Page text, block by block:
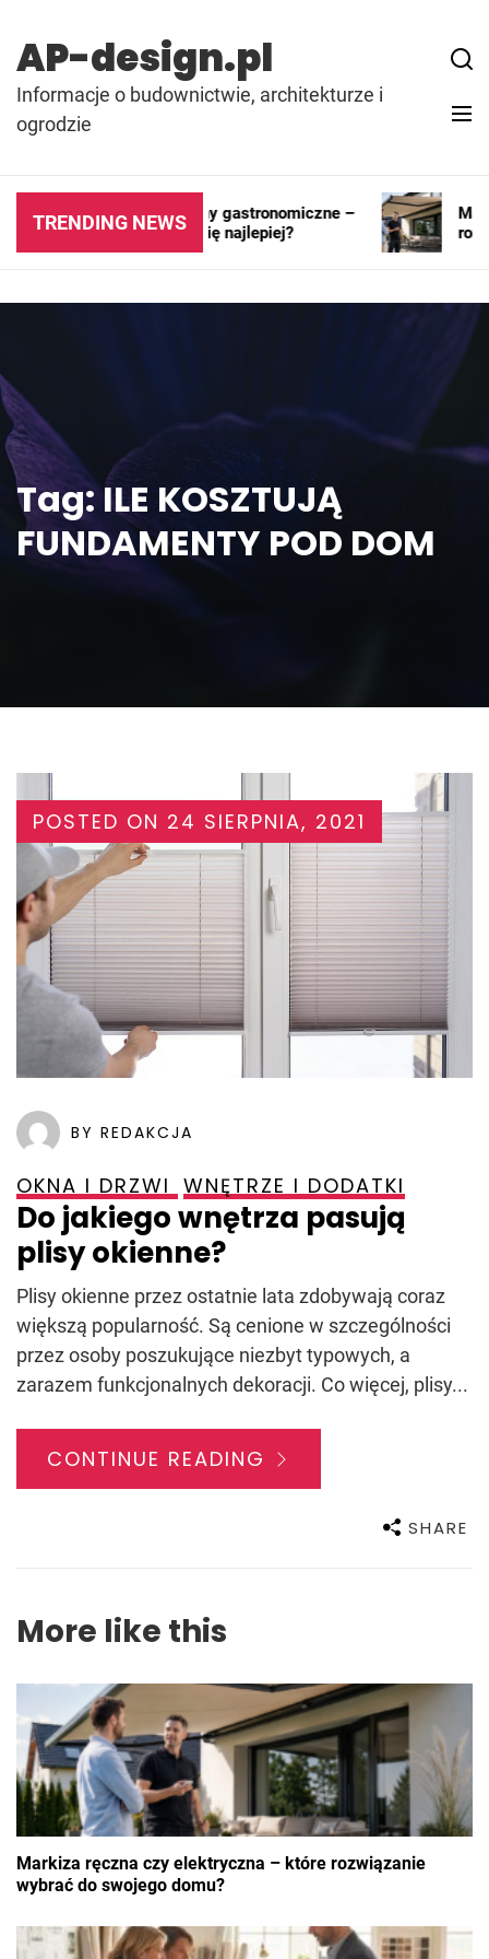
content
AP-design.pl
Informacje o budownictwie, architekturze i
ogrodzie
TRENDING NEWS
Kontenery i pawilony gastronomiczne –
gdzie sprawdzają się najlepiej?
Tag:ILE KOSZTUJĄ
FUNDAMENTY POD DOM
POSTED ON 24 SIERPNIA, 2021
BY REDAKCJA
OKNA I DRZWI WNĘTRZE I DODATKI
Do jakiego wnętrza pasują
plisy okienne?
Plisy okienne przez ostatnie lata zdobywają coraz
większą popularność. Są cenione w szczególności
przez osoby poszukujące niezbyt typowych, a
zarazem funkcjonalnych dekoracji. Co więcej, plisy...
CONTINUE READING
SHARE
More like this
Markiza ręczna czy elektryczna – które rozwiązanie
wybrać do swojego domu?